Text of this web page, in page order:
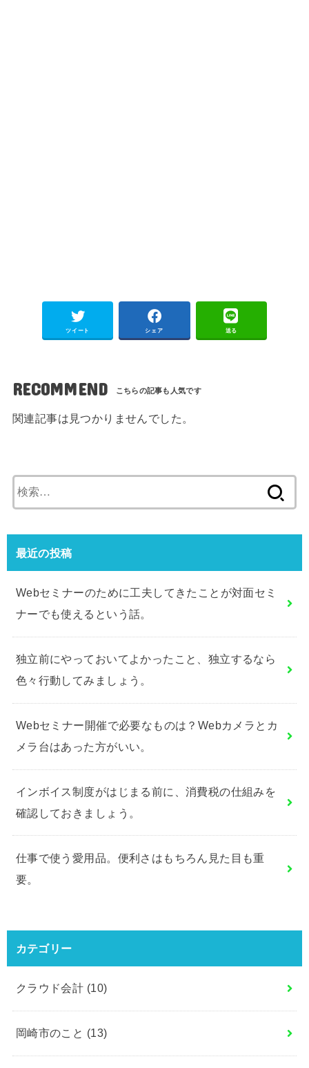
ツイート シェア 送る
RECOMMEND
関連記事は見つかりませんでした。
索:
最近の投稿
Webセミナーのために工夫してきたことが対面セミ
ナーでも使えるという話。
独立前にやっておいてよかったこと、独立するなら
色々行動してみましょう。
Webセミナー開催で必要なものは？Webカメラとカ
メラ台はあった方がいい。
インボイス制度がはじまる前に、消費税の仕組みを
確認しておきましょう。
仕事で使う愛用品。便利さはもちろん見た目も重
要。
カテゴリー
クラウド会計 (10)
岡崎市のこと (13)